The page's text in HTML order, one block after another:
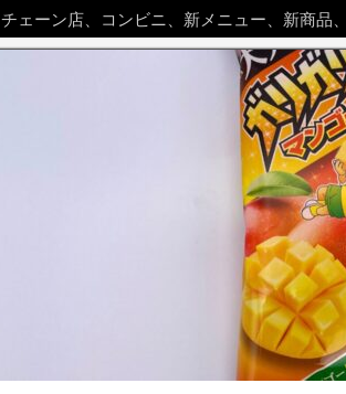
チェーン店、コンビニ、新メニュー、新商品